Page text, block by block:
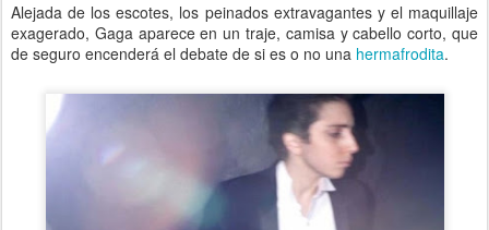
Alejada de los escotes, los peinados extravagantes y el maquillaje
exagerado, Gaga aparece en un traje, camisa y cabello corto, que
de seguro encenderá el debate de si es o no una hermafrodita.